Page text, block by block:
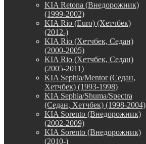
KIA Retona (Внедорожник)
(1999-2002)
KIA Rio (Euro) (Хетчбек)
(2012-)
KIA Rio (Хетчбек, Седан)
(2000-2005)
KIA Rio (Хетчбек, Седан)
(2005-2011)
KIA Sephia/Mentor (Седан,
Хетчбек) (1993-1998)
KIA Sephia/Shuma/Spectra
(Седан, Хетчбек) (1998-2004)
KIA Sorento (Внедорожник)
(2002-2009)
KIA Sorento (Внедорожник)
(2010-)